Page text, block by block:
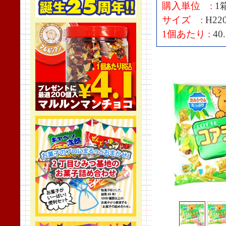
購入単位 : 1
サイズ :
1個あたり :